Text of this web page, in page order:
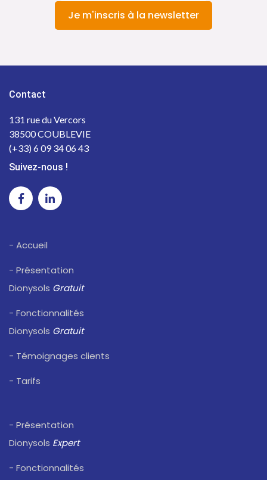
Je m'inscris à la newsletter
Contact
131 rue du Vercors
38500 COUBLEVIE
(+33) 6 09 34 06 43
Suivez-nous !
- Accueil
- Présentation
Dionysols Gratuit
- Fonctionnalités
Dionysols Gratuit
- Témoignages clients
- Tarifs
- Présentation
Dionysols Expert
- Fonctionnalités